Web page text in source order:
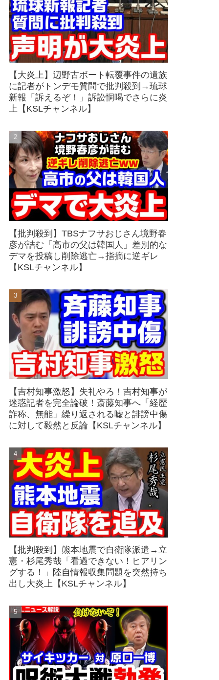
【大炎上】辺野古ボート転覆事件の遺族
に記者がトンデモ質問で批判殺到→琉球
新報「訴えるぞ！」訴訟恫喝でさらに炎
上【KSLチャンネル】
【批判殺到】TBSナフサおじさん境野春
彦が詰む「高市の父は韓国人」差別的な
デマを投稿し削除逃亡→指摘に逆ギレ
【KSLチャンネル】
【吉村知事激怒】失礼やろ！吉村知事が
迷惑記者を完全論破！斎藤知事へ「経歴
詐称、無能」繰り返される嘘と誹謗中傷
に対して毅然と反論【KSLチャンネル】
【批判殺到】熊本地震で自衛隊派遣→立
憲・杉尾秀哉「看過できない！ヒアリン
グする！」陸自情報収集問題を突然持ち
出し大炎上【KSLチャンネル】